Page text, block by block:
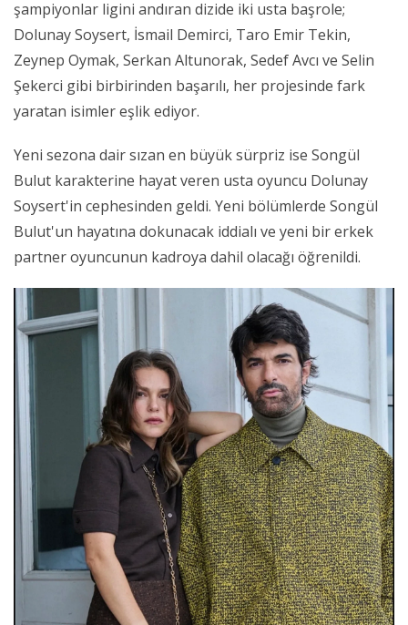
şampiyonlar ligini andıran dizide iki usta başrole;
Dolunay Soysert, İsmail Demirci, Taro Emir Tekin,
Zeynep Oymak, Serkan Altunorak, Sedef Avcı ve Selin
Şekerci gibi birbirinden başarılı, her projesinde fark
yaratan isimler eşlik ediyor.
Yeni sezona dair sızan en büyük sürpriz ise Songül
Bulut karakterine hayat veren usta oyuncu Dolunay
Soysert'in cephesinden geldi. Yeni bölümlerde Songül
Bulut'un hayatına dokunacak iddialı ve yeni bir erkek
partner oyuncunun kadroya dahil olacağı öğrenildi.